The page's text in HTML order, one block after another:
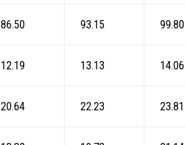
86.50 93.15 99.80
12.19 13.13 14.06
20.64 22.23 23.81